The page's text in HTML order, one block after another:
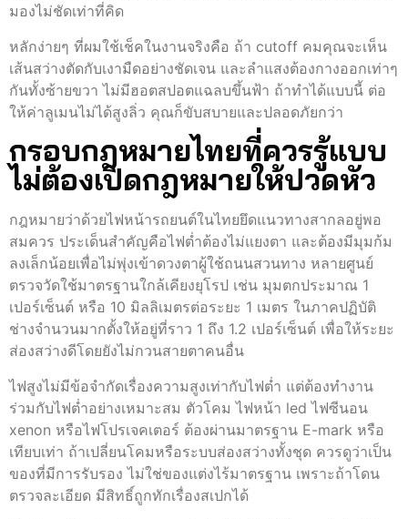
มองไม่ชัดเท่าที่คิด
หลักง่ายๆ ที่ผมใช้เช็คในงานจริงคือ ถ้า cutoff คมคุณจะเห็น
เส้นสว่างตัดกับเงามืดอย่างชัดเจน และลำแสงต้องกางออกเท่าๆ
กันทั้งซ้ายขวา ไม่มีฮอตสปอตแฉลบขึ้นฟ้า ถ้าทำได้แบบนี้ ต่อ
ให้ค่าลูเมนไม่ได้สูงลิ่ว คุณก็ขับสบายและปลอดภัยกว่า
กรอบกฎหมายไทยที่ควรรู้แบบ
ไม่ต้องเปิดกฎหมายให้ปวดหัว
กฎหมายว่าด้วยไฟหน้ารถยนต์ในไทยยึดแนวทางสากลอยู่พอ
สมควร ประเด็นสำคัญคือไฟต่ำต้องไม่แยงตา และต้องมีมุมก้ม
ลงเล็กน้อยเพื่อไม่พุ่งเข้าดวงตาผู้ใช้ถนนสวนทาง หลายศูนย์
ตรวจวัดใช้มาตรฐานใกล้เคียงยุโรป เช่น มุมตกประมาณ 1
เปอร์เซ็นต์ หรือ 10 มิลลิเมตรต่อระยะ 1 เมตร ในภาคปฏิบัติ
ช่างจำนวนมากตั้งให้อยู่ที่ราว 1 ถึง 1.2 เปอร์เซ็นต์ เพื่อให้ระยะ
ส่องสว่างดีโดยยังไม่กวนสายตาคนอื่น
ไฟสูงไม่มีข้อจำกัดเรื่องความสูงเท่ากับไฟต่ำ แต่ต้องทำงาน
ร่วมกับไฟต่ำอย่างเหมาะสม ตัวโคม ไฟหน้า led ไฟซีนอน
xenon หรือไฟโปรเจคเตอร์ ต้องผ่านมาตรฐาน E-mark หรือ
เทียบเท่า ถ้าเปลี่ยนโคมหรือระบบส่องสว่างทั้งชุด ควรดูว่าเป็น
ของที่มีการรับรอง ไม่ใช่ของแต่งไร้มาตรฐาน เพราะถ้าโดน
ตรวจละเอียด มีสิทธิ์ถูกทักเรื่องสเปกได้